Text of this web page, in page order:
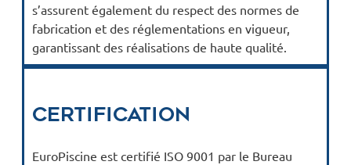
s’assurent également du respect des normes de
fabrication et des réglementations en vigueur,
garantissant des réalisations de haute qualité.
Certification
EuroPiscine est certifié ISO 9001 par le Bureau